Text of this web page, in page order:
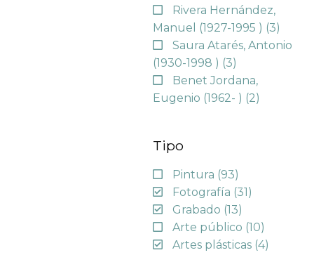
Rivera Hernández,
Manuel (1927-1995 ) (3)
Saura Atarés, Antonio
(1930-1998 ) (3)
Benet Jordana,
Eugenio (1962- ) (2)
Tipo
Pintura (93)
Fotografía (31)
Grabado (13)
Arte público (10)
Artes plásticas (4)